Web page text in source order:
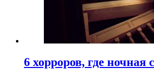
6 хорроров, где